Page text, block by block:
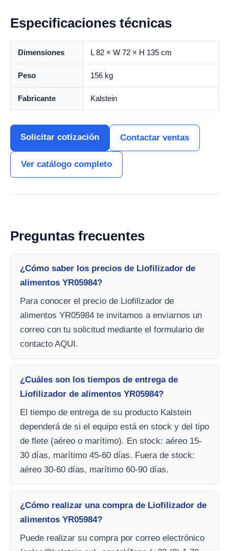
Especificaciones técnicas
Dimensiones L 82 × W 72 × H 135 cm
Peso 156 kg
Fabricante Kalstein
Solicitar cotización Contactar ventas
Ver catálogo completo
Preguntas frecuentes
¿Cómo saber los precios de Liofilizador de
alimentos YR05984?
Para conocer el precio de Liofilizador de
alimentos YR05984 te invitamos a enviarnos un
correo con tu solicitud mediante el formulario de
contacto AQUI.
¿Cuáles son los tiempos de entrega de
Liofilizador de alimentos YR05984?
El tiempo de entrega de su producto Kalstein
dependerá de si el equipo está en stock y del tipo
de flete (aéreo o marítimo). En stock: aéreo 15-
30 días, marítimo 45-60 días. Fuera de stock:
aéreo 30-60 días, marítimo 60-90 días.
¿Cómo realizar una compra de Liofilizador de
alimentos YR05984?
Puede realizar su compra por correo electrónico